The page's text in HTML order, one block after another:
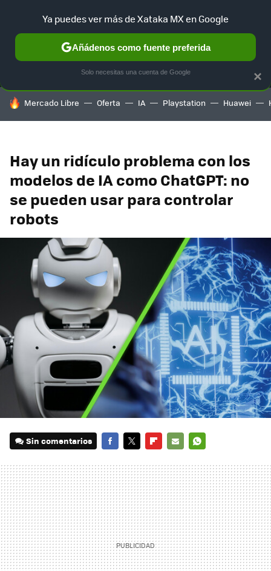
MENÚ NUEVO
GAMING HOME AUTO
HOY SE HABLA DE
Mercado Libre Oferta IA Playstation Huawei
Hay un ridículo problema con los
modelos de IA como ChatGPT: no
se pueden usar para controlar
robots
Sin comentarios
MAIL
×
Ya puedes ver más de Xataka MX en Google
Añádenos como fuente preferida
Solo necesitas una cuenta de Google